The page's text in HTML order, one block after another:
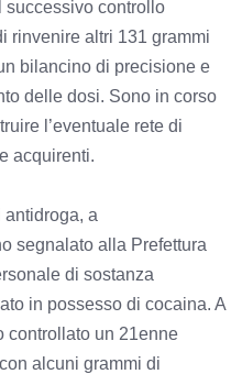
successivo controllo
rinvenire altri 131 grammi
bilancino di precisione e
delle dosi. Sono in corso
l’eventuale rete di
acquirenti.
antidroga, a
segnalato alla Prefettura
di sostanza
in possesso di cocaina. A
controllato un 21enne
alcuni grammi di